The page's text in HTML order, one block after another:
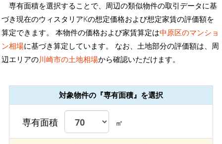
専有面積を選択することで、周辺の類似物件の取引データに基
づき現在のウィスタリアKの想定価格および想定家賃の評価額を
算定できます。 本物件の価格および家賃算定は中原区のマンショ
ン相場に基づき算定しています。 なお、土地部分の評価額は、周
辺エリアの川崎市の土地相場から確認いただけます。
対象物件の『専有面積』を選択
専有面積 ㎡